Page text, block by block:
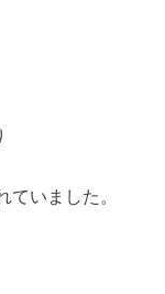
ていました。